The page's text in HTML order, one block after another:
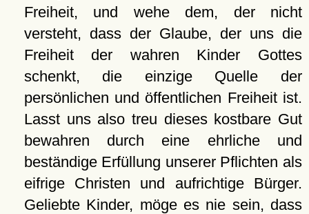
Freiheit, und wehe dem, der nicht
versteht, dass der Glaube, der uns die
Freiheit der wahren Kinder Gottes
schenkt, die einzige Quelle der
persönlichen und öffentlichen Freiheit ist.
Lasst uns also treu dieses kostbare Gut
bewahren durch eine ehrliche und
beständige Erfüllung unserer Pflichten als
eifrige Christen und aufrichtige Bürger.
Geliebte Kinder, möge es nie sein, dass